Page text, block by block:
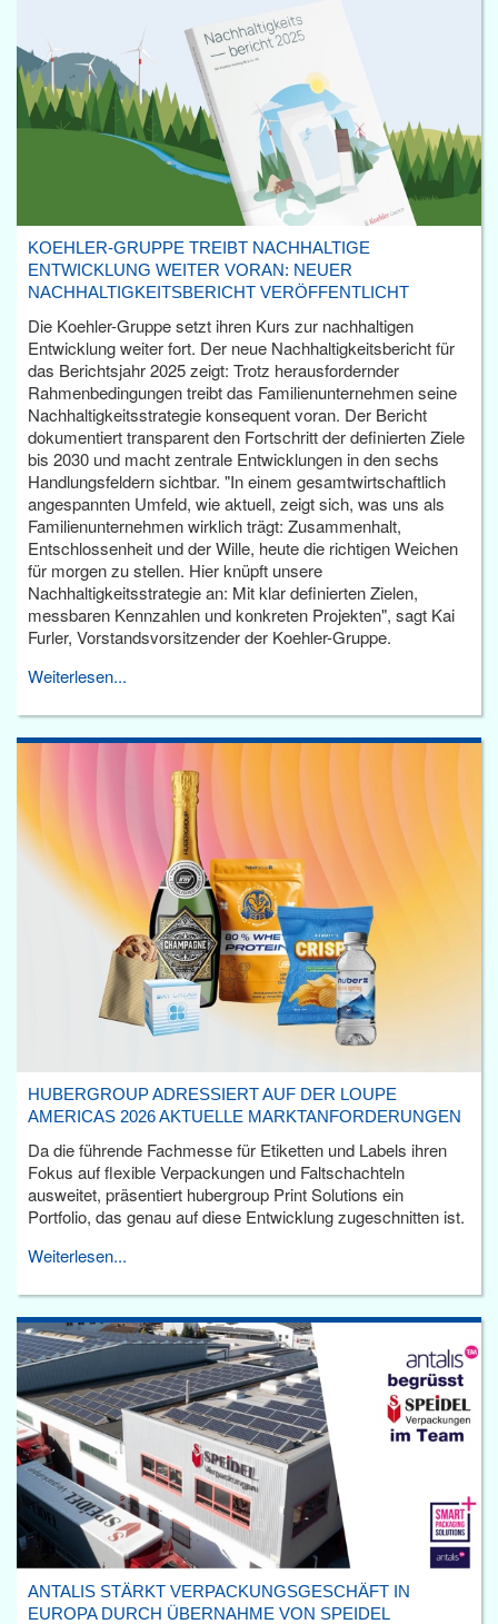
KOEHLER-GRUPPE TREIBT NACHHALTIGE
ENTWICKLUNG WEITER VORAN: NEUER
NACHHALTIGKEITSBERICHT VERÖFFENTLICHT
Die Koehler-Gruppe setzt ihren Kurs zur nachhaltigen
Entwicklung weiter fort. Der neue Nachhaltigkeitsbericht für
das Berichtsjahr 2025 zeigt: Trotz herausfordernder
Rahmenbedingungen treibt das Familienunternehmen seine
Nachhaltigkeitsstrategie konsequent voran. Der Bericht
dokumentiert transparent den Fortschritt der definierten Ziele
bis 2030 und macht zentrale Entwicklungen in den sechs
Handlungsfeldern sichtbar. "In einem gesamtwirtschaftlich
angespannten Umfeld, wie aktuell, zeigt sich, was uns als
Familienunternehmen wirklich trägt: Zusammenhalt,
Entschlossenheit und der Wille, heute die richtigen Weichen
für morgen zu stellen. Hier knüpft unsere
Nachhaltigkeitsstrategie an: Mit klar definierten Zielen,
messbaren Kennzahlen und konkreten Projekten", sagt Kai
Furler, Vorstandsvorsitzender der Koehler-Gruppe.
Weiterlesen...
HUBERGROUP ADRESSIERT AUF DER LOUPE
AMERICAS 2026 AKTUELLE MARKTANFORDERUNGEN
Da die führende Fachmesse für Etiketten und Labels ihren
Fokus auf flexible Verpackungen und Faltschachteln
ausweitet, präsentiert hubergroup Print Solutions ein
Portfolio, das genau auf diese Entwicklung zugeschnitten ist.
Weiterlesen...
ANTALIS STÄRKT VERPACKUNGSGESCHÄFT IN
EUROPA DURCH ÜBERNAHME VON SPEIDEL